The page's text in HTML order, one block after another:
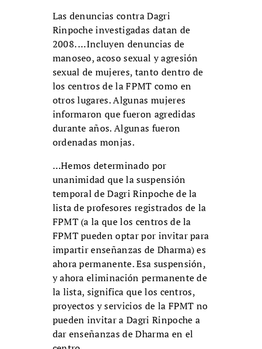
Las denuncias contra Dagri
Rinpoche investigadas datan de
2008. …Incluyen denuncias de
manoseo, acoso sexual y agresión
sexual de mujeres, tanto dentro de
los centros de la FPMT como en
otros lugares. Algunas mujeres
informaron que fueron agredidas
durante años. Algunas fueron
ordenadas monjas.
…Hemos determinado por
unanimidad que la suspensión
temporal de Dagri Rinpoche de la
lista de profesores registrados de la
FPMT (a la que los centros de la
FPMT pueden optar por invitar para
impartir enseñanzas de Dharma) es
ahora permanente. Esa suspensión,
y ahora eliminación permanente de
la lista, significa que los centros,
proyectos y servicios de la FPMT no
pueden invitar a Dagri Rinpoche a
dar enseñanzas de Dharma en el